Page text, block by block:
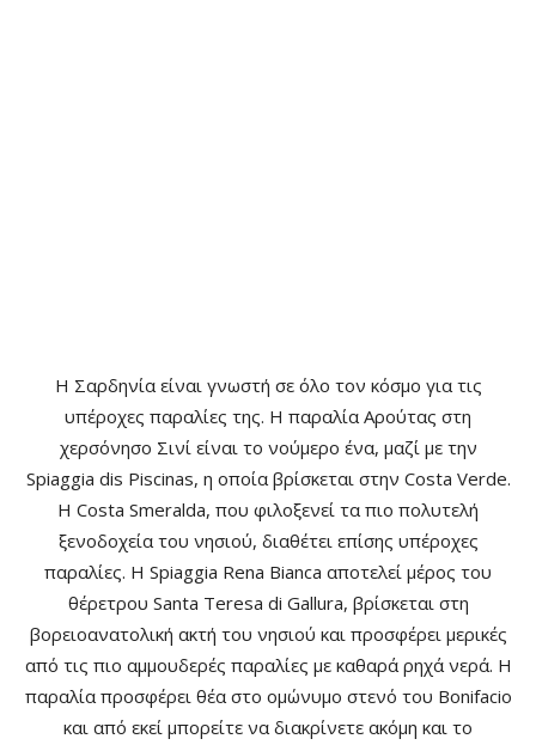
Η Σαρδηνία είναι γνωστή σε όλο τον κόσμο για τις
υπέροχες παραλίες της. Η παραλία Αρούτας στη
χερσόνησο Σινί είναι το νούμερο ένα, μαζί με την
Spiaggia dis Piscinas, η οποία βρίσκεται στην Costa Verde.
Η Costa Smeralda, που φιλοξενεί τα πιο πολυτελή
ξενοδοχεία του νησιού, διαθέτει επίσης υπέροχες
παραλίες. Η Spiaggia Rena Bianca αποτελεί μέρος του
θέρετρου Santa Teresa di Gallura, βρίσκεται στη
βορειοανατολική ακτή του νησιού και προσφέρει μερικές
από τις πιο αμμουδερές παραλίες με καθαρά ρηχά νερά. Η
παραλία προσφέρει θέα στο ομώνυμο στενό του Bonifacio
και από εκεί μπορείτε να διακρίνετε ακόμη και το